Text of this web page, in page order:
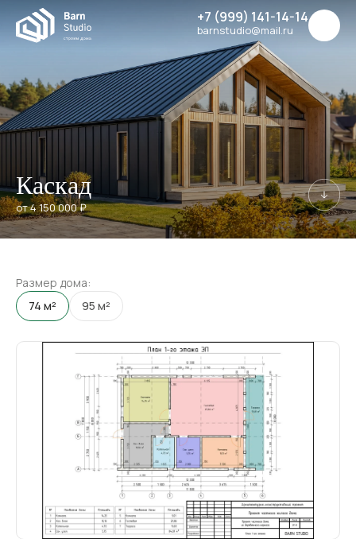
+7 (999) 141-14-14
barnstudio@mail.ru
Каскад
от 4 150 000 ₽
Размер дома:
74 м²
95 м²